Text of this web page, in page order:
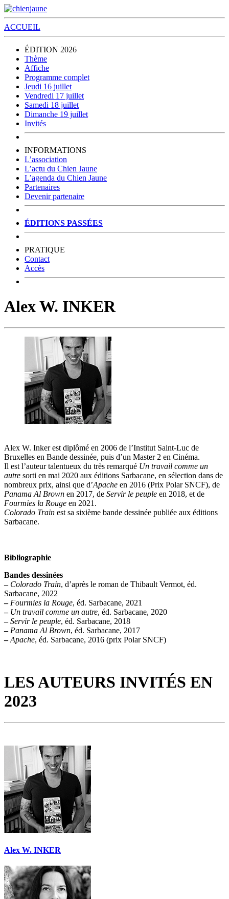
ACCUEIL
ÉDITION 2026
Thème
Affiche
Programme complet
Jeudi 16 juillet
Vendredi 17 juillet
Samedi 18 juillet
Dimanche 19 juillet
Invités
INFORMATIONS
L’association
L’actu du Chien Jaune
L’agenda du Chien Jaune
Partenaires
Devenir partenaire
ÉDITIONS PASSÉES
PRATIQUE
Contact
Accès
Alex W. INKER
Alex W. Inker est diplômé en 2006 de l’Institut Saint-Luc de
Bruxelles en Bande dessinée, puis d’un Master 2 en Cinéma.
Il est l’auteur talentueux du très remarqué Un travail comme un
autre sorti en mai 2020 aux éditions Sarbacane, en sélection dans de
nombreux prix, ainsi que d’Apache en 2016 (Prix Polar SNCF), de
Panama Al Brown en 2017, de Servir le peuple en 2018, et de
Fourmies la Rouge en 2021.
Colorado Train est sa sixième bande dessinée publiée aux éditions
Sarbacane.
Bibliographie
Bandes dessinées
– Colorado Train, d’après le roman de Thibault Vermot, éd.
Sarbacane, 2022
– Fourmies la Rouge, éd. Sarbacane, 2021
– Un travail comme un autre, éd. Sarbacane, 2020
– Servir le peuple, éd. Sarbacane, 2018
– Panama Al Brown, éd. Sarbacane, 2017
– Apache, éd. Sarbacane, 2016 (prix Polar SNCF)
LES AUTEURS INVITÉS EN
2023
Alex W. INKER